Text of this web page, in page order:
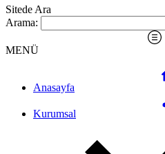
Sitede Ara
Arama:
MENÜ
Anasayfa
Kurumsal